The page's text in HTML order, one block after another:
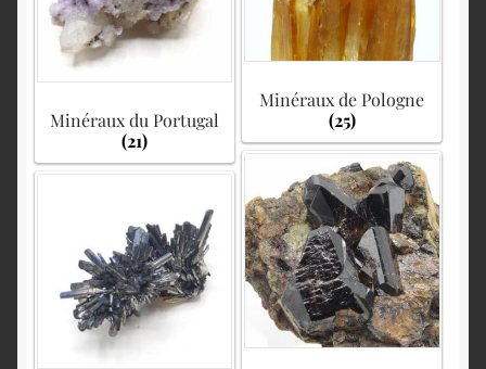
Minéraux de Pologne
(25)
Minéraux du Portugal
(21)